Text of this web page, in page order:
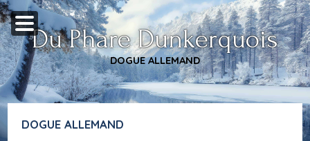
Du Phare Dunkerquois
DOGUE ALLEMAND
DOGUE ALLEMAND